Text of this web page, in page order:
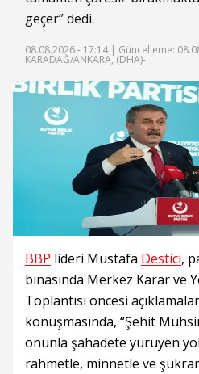
geçer” dedi.
08.08.2026 - 17:14 | Güncelleme:
KARADAĞ/ANKARA, (DHA)-
BBP lideri Mustafa Destici,
binasında Merkez Karar ve
Toplantısı öncesi
konuşmasında, “Şehit
onunla şahadete yürüyen
rahmetle, minnetle ve